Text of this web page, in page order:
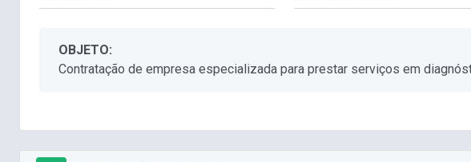
OBJETO:
Contratação de empresa especializada para prestar serviços em